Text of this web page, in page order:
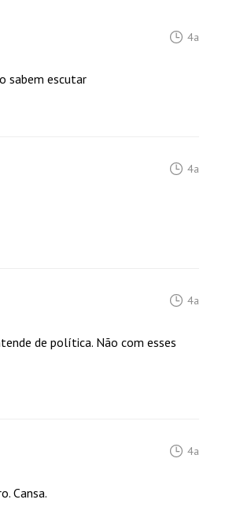
4a
sabem escutar
4a
4a
de política. Não com esses
4a
Cansa.